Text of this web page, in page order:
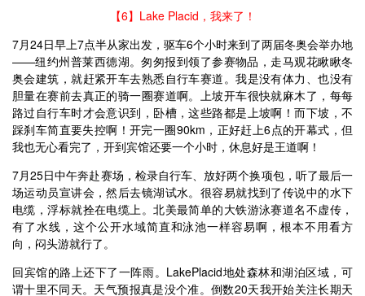
【6】Lake Placid，我来了！
7月24日早上7点半从家出发，驱车6个小时来到了两届冬奥会举办地
——纽约州普莱西德湖。匆匆报到领了参赛物品，走马观花瞅瞅冬
奥会建筑，就赶紧开车去熟悉自行车赛道。我是没有体力、也没有
胆量在赛前去真正的骑一圈赛道啊。上坡开车很快就麻木了，每每
路过自行车时才会意识到，卧槽，这些路都是上坡啊！而下坡，不
踩刹车简直要失控啊！开完一圈90km，正好赶上6点的开幕式，但
我也无心看完了，开到宾馆还要一个小时，休息好是王道啊！
7月25日中午奔赴赛场，检录自行车、放好两个换项包，听了最后一
场运动员宣讲会，然后去镜湖试水。很容易就找到了传说中的水下
电缆，浮标就拴在电缆上。北美最简单的大铁游泳赛道名不虚传，
有了水线，这个公开水域简直和泳池一样容易啊，根本不用看方
向，闷头游就行了。
回宾馆的路上还下了一阵雨。LakePlacid地处森林和湖泊区域，可
谓十里不同天。天气预报真是没个准。倒数20天我开始关注长期天